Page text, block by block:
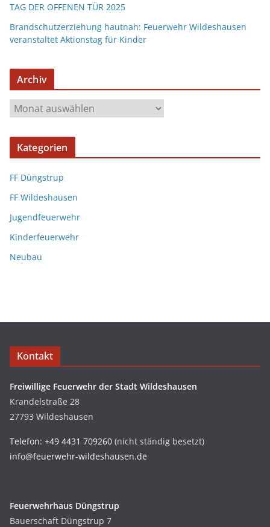
TAG DER OFFENEN TÜR 2025
Brandschutzerziehung hautnah: Feuerwehr Wildeshausen
veranstaltet Aktionstag für Kinder
Archiv
Kategorien
FF Düngstrup
FF Wildeshausen
Jugendfeuerwehr
Kinderfeuerwehr
Neubau
Kontakt
Freiwillige Feuerwehr der Stadt Wildeshausen
Krandelstraße 28
27793 Wildeshausen
Telefon: +49 4431 709260 (nicht ständig besetzt)
info@feuerwehr-wildeshausen.de
Feuerwehrhaus Düngstrup
Bauerschaft Düngstrup 7